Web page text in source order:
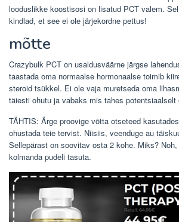
looduslikke koostisosi on lisatud PCT valem.
kindlad, et see ei ole järjekordne pettus!
mõtte
Crazybulk PCT on usaldusväärne järgse
taastada oma normaalse hormonaalse toimib
steroid tsükkel. Ei ole vaja muretseda oma
täiesti ohutu ja vabaks mis tahes
TÄHTIS: Ärge proovige võtta otseteed
ohustada teie tervist. Niisiis, veenduge au
Sellepärast on soovitav osta 2 kohe. Miks?
kolmanda pudeli tasuta.